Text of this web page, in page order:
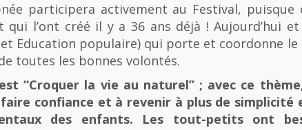
participera activement au Festival, puisque
l’ont créé il y a 36 ans déjà ! Aujourd’hui et
et Education populaire) qui porte et coordonne
toutes les bonnes volontés.
“Croquer la vie au naturel” ; avec ce thème,
confiance et à revenir à plus de simplicité
des enfants. Les tout-petits ont